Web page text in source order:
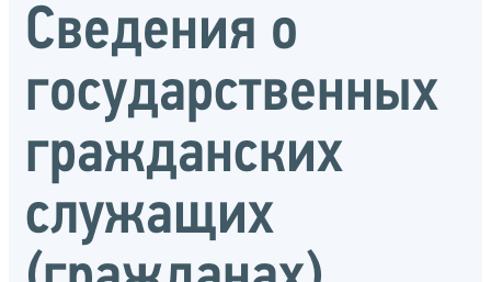
Сведения о
государственных
гражданских
служащих